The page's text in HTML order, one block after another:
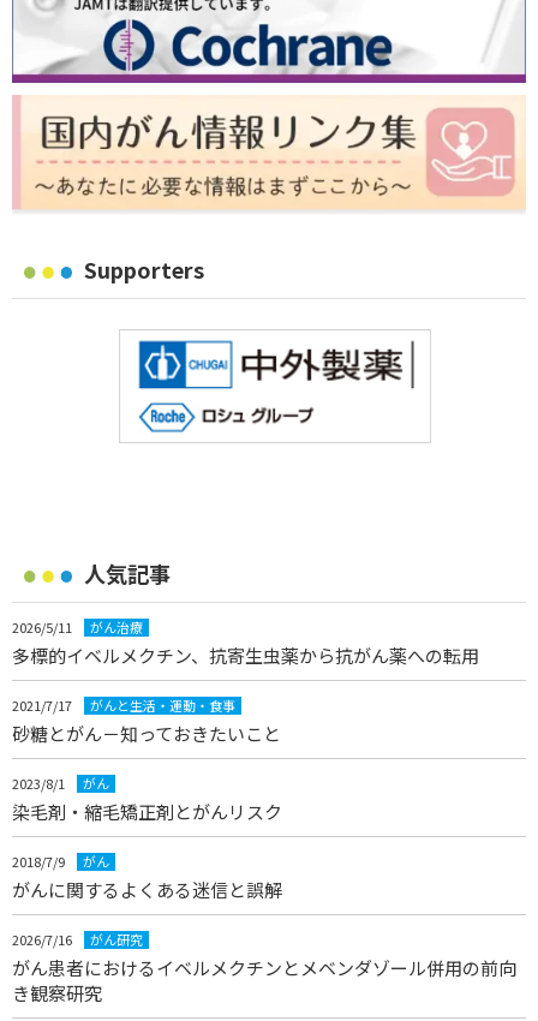
Supporters
人気記事
2026/5/11 がん治療
多標的イベルメクチン、抗寄生虫薬から抗がん薬への転用
2021/7/17 がんと生活・運動・食事
砂糖とがん－知っておきたいこと
2023/8/1 がん
染毛剤・縮毛矯正剤とがんリスク
2018/7/9 がん
がんに関するよくある迷信と誤解
2026/7/16 がん研究
がん患者におけるイベルメクチンとメベンダゾール併用の前向
き観察研究